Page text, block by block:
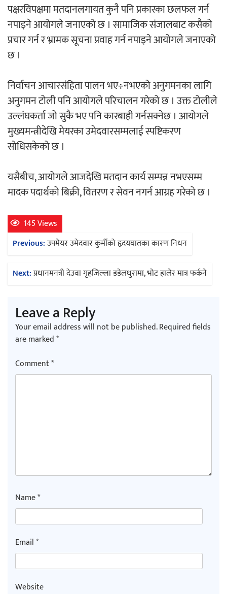
हलमा छैन ‘गौँथली’को टिकट
‘आइतबारको अफिस’ को परिचर्चा सम्पन्न
अर्जुन चन्द्रको ‘संवेदनाका प्रतिध्वनि’
मुक्तकसङ्ग्रह लोकार्पण
‘दुर्गा’ निर्माण गर्दै सम्राट
चलचित्र ‘माया भनेकै यस्तो होला’को शीर्ष गीत
पक्षरविपक्षमा मतदानलगायत कुनै पनि प्रकारका छलफल गर्न
नपाइने आयोगले जनाएको छ । सामाजिक संजालबाट कसैको
प्रचार गर्न र भ्रामक सूचना प्रवाह गर्न नपाइने आयोगले जनाएको
छ ।
निर्वाचन आचारसंहिता पालन भए÷नभएको अनुगमनका लागि
अनुगमन टोली पनि आयोगले परिचालन गरेको छ । उक्त टोलीले
उल्लंघकर्ता जो सुकै भए पनि कारबाही गर्नसक्नेछ । आयोगले
मुख्यमन्त्रीदेखि मेयरका उमेदवारसम्मलाई स्पष्टिकरण
सोधिसकेको छ ।
यसैबीच, आयोगले आजदेखि मतदान कार्य सम्पन्न नभएसम्म
मादक पदार्थको बिक्री, वितरण र सेवन नगर्न आग्रह गरेको छ ।
145 Views
Post
navigation
Previous:उपमेयर उमेदवार कुर्मीको हृदयघातका कारण निधन
Next:प्रधानमनत्री देउवा गृहजिल्ला डडेलधुरामा, भोट हालेर मात्र फर्कने
Leave a Reply
Your email address will not be published.Required fields
are marked*
Comment*
Name*
Email*
Website